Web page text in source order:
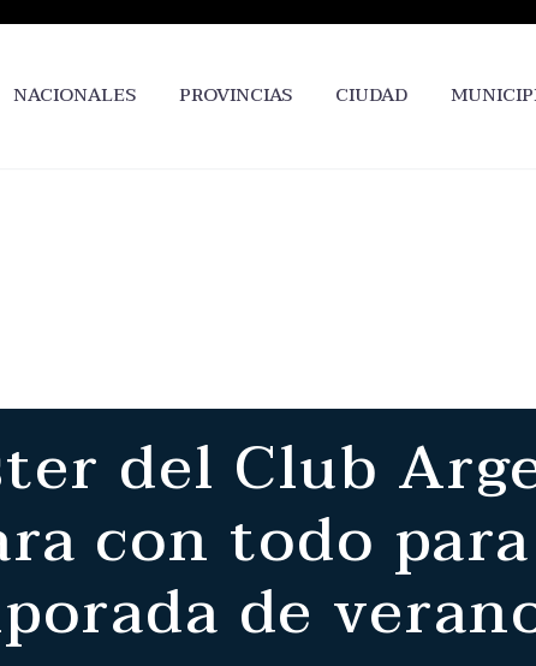
NACIONALES PROVINCIAS CIUDAD
del Club
con todo
de